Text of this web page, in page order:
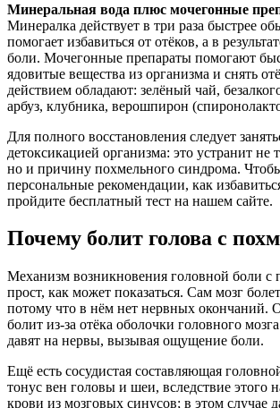
Минеральная вода плюс мочегонные
Минералка действует в три раза быстрее
помогает избавиться от отёков, а в
боли. Мочегонные препараты помогают
ядовитые вещества из организма и снять
действием обладают: зелёный чай,
арбуз, клубника, верошпирон
Для полного восстановления следует
детоксикацией организма: это устранит не
но и причину похмельного синдрома.
персональные рекомендации, как
пройдите бесплатный тест на нашем сайте.
Почему болит голова с
Механизм возникновения головной боли с
прост, как может показаться. Сам мозг
потому что в нём нет нервных окончаний.
болит из-за отёка оболочки головного
давят на нервы, вызывая ощущение боли.
Ещё есть сосудистая составляющая
тонус вен головы и шеи, вследствие этого
крови из мозговых синусов; в этом случае